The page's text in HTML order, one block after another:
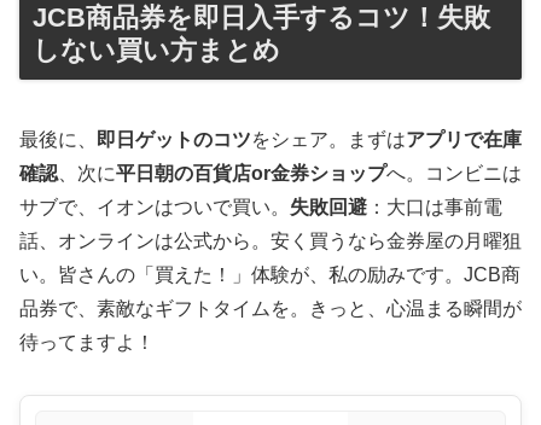
JCB商品券を即日入手するコツ！失敗
しない買い方まとめ
最後に、 即日ゲットのコツをシェア。まずはアプリで在庫
確認 、次に平日朝の百貨店or金券ショップへ。コンビニは
サブで、イオンはついで買い。 失敗回避 ：大口は事前電
話、オンラインは公式から。安く買うなら金券屋の月曜狙
い。皆さんの「買えた！」体験が、私の励みです。JCB商
品券で、素敵なギフトタイムを。きっと、心温まる瞬間が
待ってますよ！